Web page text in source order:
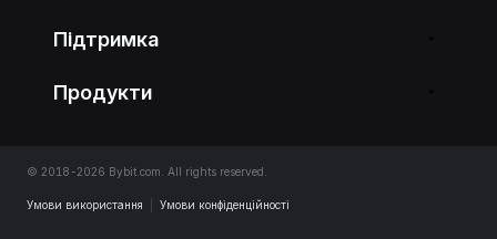
Підтримка
Продукти
© 2018-2026 Bybit.com. All rights reserved.
Умови використання Умови конфіденційності